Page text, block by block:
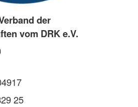
der
vom DRK e.V.
25